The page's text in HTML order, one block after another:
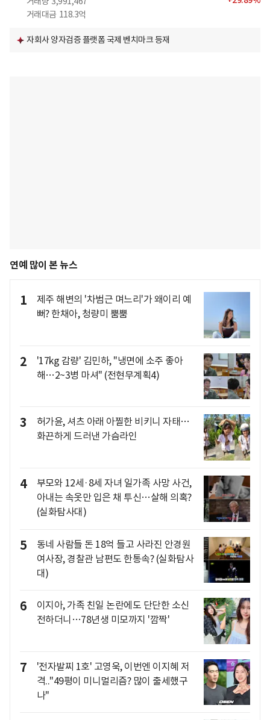
거래대금 118.3억
자회사 양자검증 플랫폼 국제 벤치마크 등재
연예 많이 본 뉴스
1
제주 해변의 '차범근 며느리'가 왜이리 예
뻐? 한채아, 청량미 뿜뿜
2
'17kg 감량' 김민하, "냉면에 소주 좋아
해…2~3병 마셔" (전현무계획4)
3
허가윤, 셔츠 아래 아찔한 비키니 자태…
화끈하게 드러낸 가슴라인
4
부모와 12세·8세 자녀 일가족 사망 사건,
아내는 속옷만 입은 채 투신…살해 의혹?
(실화탐사대)
5
동네 사람들 돈 18억 들고 사라진 안경원
여사장, 경찰관 남편도 한통속? (실화탐사
대)
6
이지아, 가족 친일 논란에도 단단한 소신
전하더니…78년생 미모까지 '깜짝'
7
'전자발찌 1호' 고영욱, 이번엔 이지혜 저
격.."49평이 미니멀리즘? 많이 출세했구
나"